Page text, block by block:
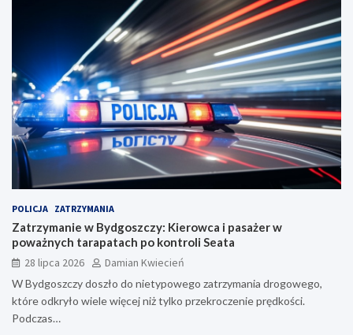
POLICJA ZATRZYMANIA
Zatrzymanie w Bydgoszczy: Kierowca i pasażer w
poważnych tarapatach po kontroli Seata
28 lipca 2026
Damian Kwiecień
W Bydgoszczy doszło do nietypowego zatrzymania drogowego,
które odkryło wiele więcej niż tylko przekroczenie prędkości.
Podczas…